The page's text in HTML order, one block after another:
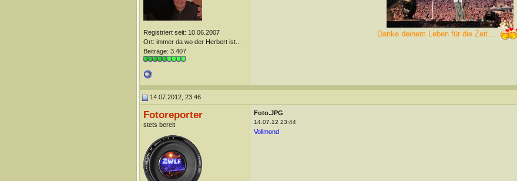
Registriert seit: 10.06.2007
Ort: immer da wo der Herbert ist...
Beiträge: 3.407
Danke deinem Leben für die Zeit....
14.07.2012, 23:46
Fotoreporter
stets bereit
Foto.JPG
14.07.12 23:44
Vollmond